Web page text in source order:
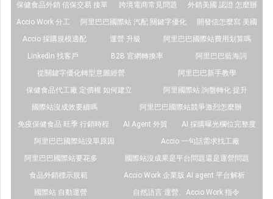
保健食品外銷 信保交易 接單
跨境電商常見問題
外銷美國 認證 怎麼辦
Accio Work 分工
阿里巴巴國際站 汽配 關鍵字優化
開發信怎麼寫 美國
Accio 採購規模適配
運營 升級
阿里巴巴國際站費用划算嗎
LinkedIn 找客戶
B2B 官網轉換率
阿里巴巴藍海詞
從關鍵字優化轉型意圖經營
阿里巴巴新手教學
保健食品代工廠 定價權 如何建立
阿里國際站 詢盤轉化 提升
國際站沒成效要續嗎
阿里巴巴國際站競爭激烈怎麼辦
免疫保健食品 旺季 行銷時程
AI Agent 外貿
AI 採購曝光欄位完整度
阿里巴巴國際站沒單原因
Accio 一句話需求找工廠
阿里巴巴國際站要花多
國際站沒成果是平台問題還是運營問題
食品外銷標示規範
Accio Work 企業版 AI agent 平台解析
國際站 自動運營
自然語言 運營、Accio Work 指令